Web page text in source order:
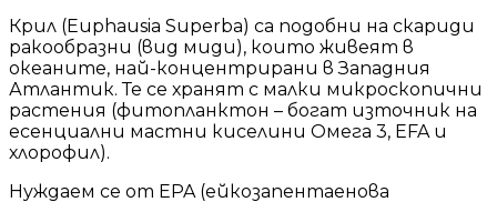
Крил (Euphausia Superba) са подобни на скариди
ракообразни (вид миди), които живеят в
океаните, най-концентрирани в Западния
Атлантик. Те се хранят с малки микроскопични
растения (фитопланктон – богат източник на
есенциални мастни киселини Омега 3, EFA и
хлорофил).
Нуждаем се от EPA (ейкозапентаенова